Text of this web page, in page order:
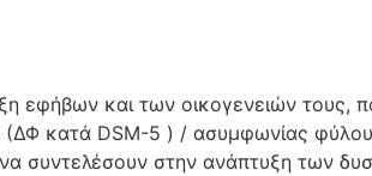
εφήβων και των οικογενειών
κατά DSM-5 ) / ασυμφωνίας φύλου
συντελέσουν στην ανάπτυξη των